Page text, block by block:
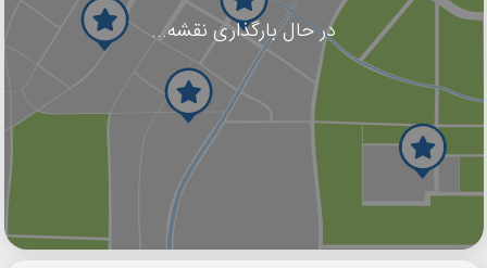
در حال بارگذاری نقشه...
گوگل